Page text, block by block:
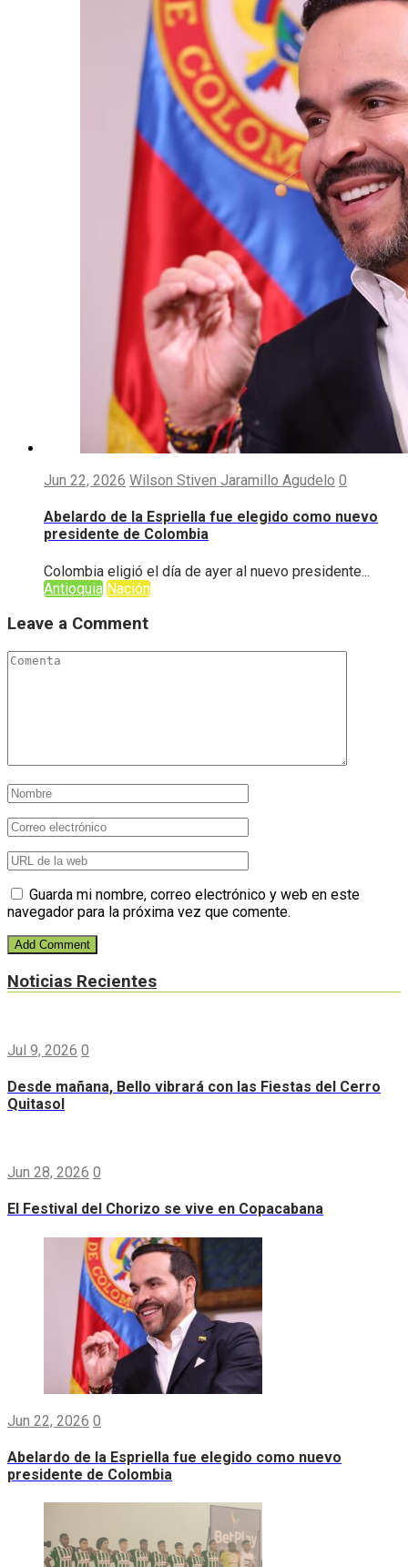
Jun 22, 2026 Wilson Stiven Jaramillo Agudelo 0
Abelardo de la Espriella fue elegido como nuevo
presidente de Colombia
Colombia eligió el día de ayer al nuevo presidente...
Antioquia Nación
Leave a Comment
Guarda mi nombre, correo electrónico y web en este
navegador para la próxima vez que comente.
Noticias Recientes
Jul 9, 2026 0
Desde mañana, Bello vibrará con las Fiestas del Cerro
Quitasol
Jun 28, 2026 0
El Festival del Chorizo se vive en Copacabana
Jun 22, 2026 0
Abelardo de la Espriella fue elegido como nuevo
presidente de Colombia